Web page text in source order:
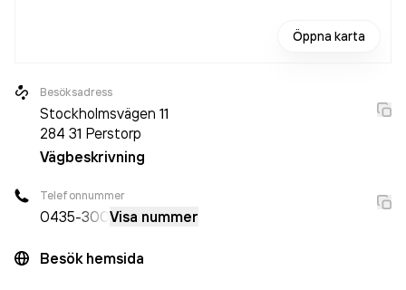
Öppna karta
Besöksadress
Stockholmsvägen 11
284 31 Perstorp
Vägbeskrivning
Telefonnummer
0435-300 Visa nummer
Besök hemsida